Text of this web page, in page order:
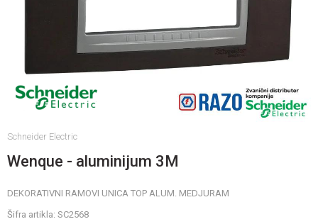
Schneider Electric
Wenque - aluminijum 3M
DEKORATIVNI RAMOVI UNICA TOP ALUM. MEDJURAM
Šifra artikla: SC2568